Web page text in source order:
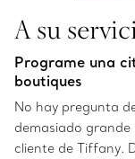
A su
Programe una
boutiques
No hay pregunta
demasiado grande
cliente de Tiffany.